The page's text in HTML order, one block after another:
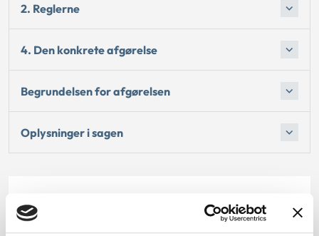
2. Reglerne
4. Den konkrete afgørelse
Begrundelsen for afgørelsen
Oplysninger i sagen
Dato for underskrift